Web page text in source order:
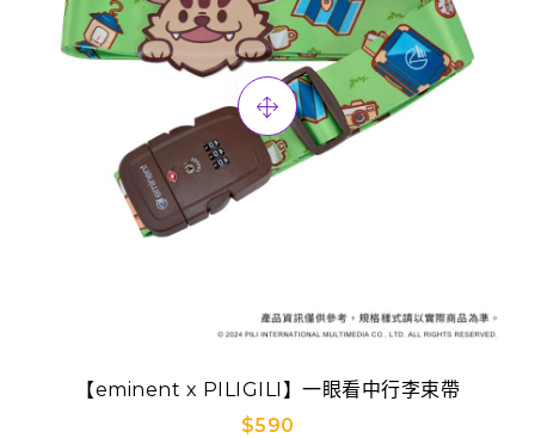
【eminent x PILIGILI】一眼看中行李束帶
$590